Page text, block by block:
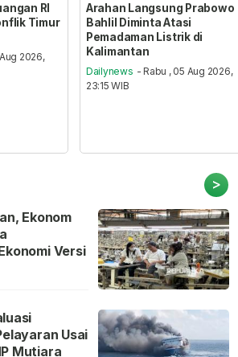
RI
Timur
2026,
Arahan Langsung Prabowo
Bahlil Diminta Atasi
Pemadaman Listrik di
Kalimantan
Dailynews - Rabu , 05 Aug 2026,
23:15 WIB
>
Ekonom
Versi
Usai
Mutiara